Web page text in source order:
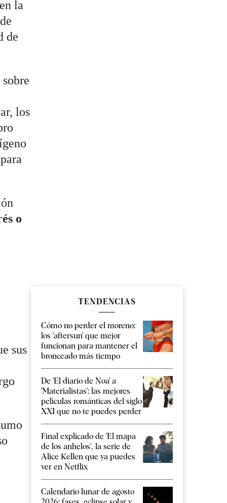
la
de
los
o
sus
TENDENCIAS
Cómo no perder el moreno:
los 'aftersun' que mejor
funcionan para mantener el
bronceado más tiempo
De 'El diario de Noa' a
'Materialistas': las mejores
películas románticas del siglo
XXI que no te puedes perder
Final explicado de 'El mapa
de los anhelos', la serie de
Alice Kellen que ya puedes
ver en Netflix
Calendario lunar de agosto